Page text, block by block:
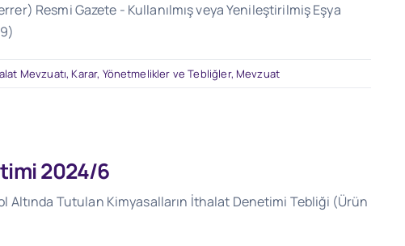
Resmi Gazete - Kullanılmış veya Yenileştirilmiş Eşya
Mevzuatı, Karar, Yönetmelikler ve Tebliğler, Mevzuat
2024/6
Altında Tutulan Kimyasalların İthalat Denetimi Tebliği (Ürün